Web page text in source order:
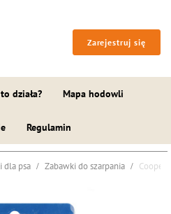
Zarejestruj się
działa? Mapa hodowli
Regulamin
dla psa Zabawki do szarpania Cooper